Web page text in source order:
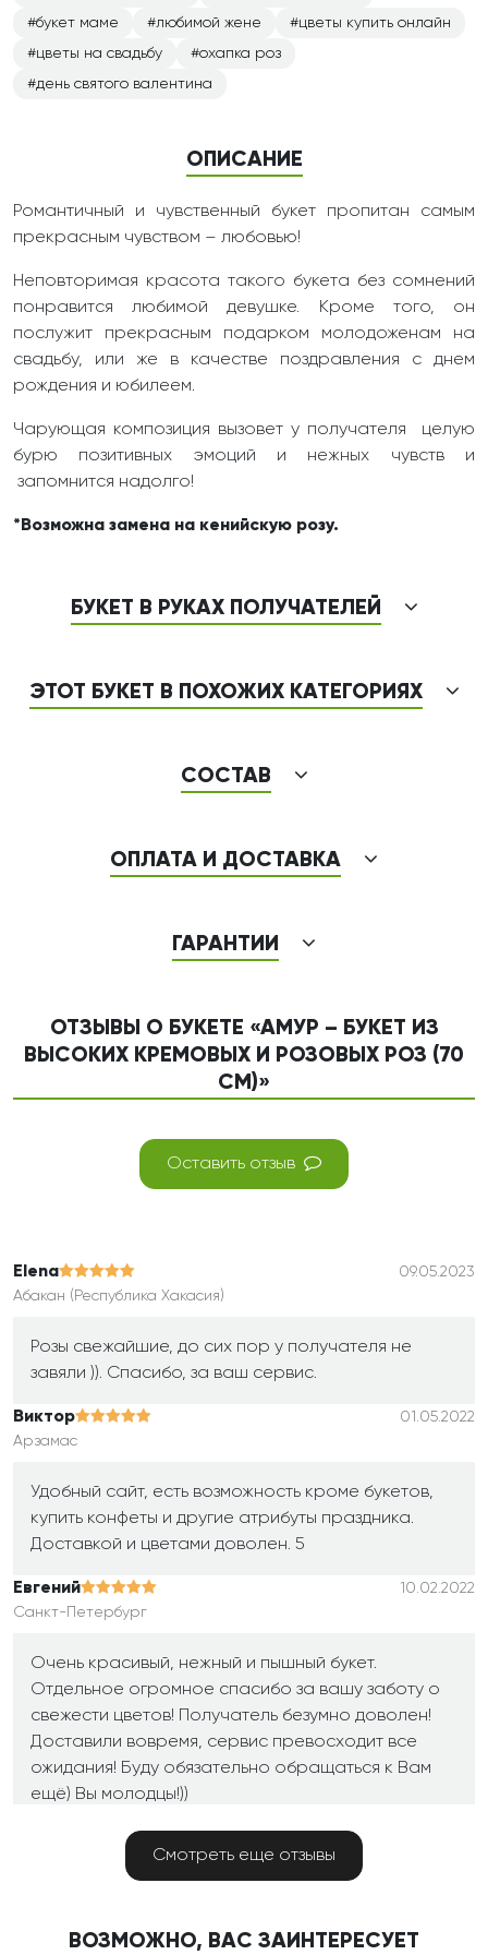
букет маме
любимой жене
цветы купить онлайн
цветы на свадьбу
охапка роз
день святого валентина
ОПИСАНИЕ
Романтичный и чувственный букет пропитан самым
прекрасным чувством – любовью!
Неповторимая красота такого букета без сомнений
понравится любимой девушке. Кроме того, он
послужит прекрасным подарком молодоженам на
свадьбу, или же в качестве поздравления с днем
рождения и юбилеем.
Чарующая композиция вызовет у получателя целую
бурю позитивных эмоций и нежных чувств и
запомнится надолго!
*Возможна замена на кенийскую розу.
БУКЕТ В РУКАХ ПОЛУЧАТЕЛЕЙ
ЭТОТ БУКЕТ В ПОХОЖИХ КАТЕГОРИЯХ
СОСТАВ
ОПЛАТА И ДОСТАВКА
ГАРАНТИИ
ОТЗЫВЫ О БУКЕТЕ «АМУР – БУКЕТ ИЗ
ВЫСОКИХ КРЕМОВЫХ И РОЗОВЫХ РОЗ (70
СМ)»
Оставить отзыв
Elena
09.05.2023
Абакан (Республика Хакасия)
Розы свежайшие, до сих пор у получателя не
завяли )). Спасибо, за ваш сервис.
Виктор
01.05.2022
Арзамас
Удобный сайт, есть возможность кроме букетов,
купить конфеты и другие атрибуты праздника.
Доставкой и цветами доволен. 5
Евгений
10.02.2022
Санкт-Петербург
Очень красивый, нежный и пышный букет.
Отдельное огромное спасибо за вашу заботу о
свежести цветов! Получатель безумно доволен!
Доставили вовремя, сервис превосходит все
ожидания! Буду обязательно обращаться к Вам
ещё) Вы молодцы!))
Смотреть еще отзывы
ВОЗМОЖНО, ВАС ЗАИНТЕРЕСУЕТ